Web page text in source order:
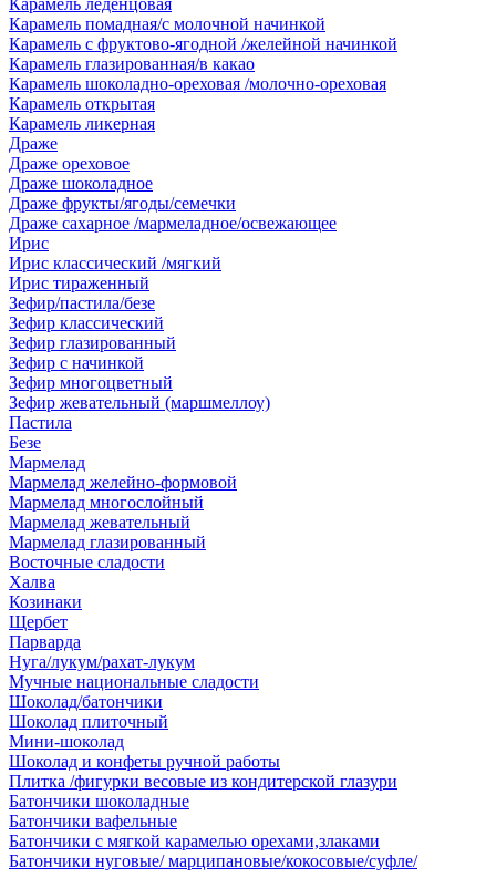
Карамель леденцовая
Карамель помадная/с молочной начинкой
Карамель с фруктово-ягодной /желейной начинкой
Карамель глазированная/в какао
Карамель шоколадно-ореховая /молочно-ореховая
Карамель открытая
Карамель ликерная
Драже
Драже ореховое
Драже шоколадное
Драже фрукты/ягоды/семечки
Драже сахарное /мармеладное/освежающее
Ирис
Ирис классический /мягкий
Ирис тираженный
Зефир/пастила/безе
Зефир классический
Зефир глазированный
Зефир с начинкой
Зефир многоцветный
Зефир жевательный (маршмеллоу)
Пастила
Безе
Мармелад
Мармелад желейно-формовой
Мармелад многослойный
Мармелад жевательный
Мармелад глазированный
Восточные сладости
Халва
Козинаки
Щербет
Парварда
Нуга/лукум/рахат-лукум
Мучные национальные сладости
Шоколад/батончики
Шоколад плиточный
Мини-шоколад
Шоколад и конфеты ручной работы
Плитка /фигурки весовые из кондитерской глазури
Батончики шоколадные
Батончики вафельные
Батончики с мягкой карамелью орехами,злаками
Батончики нуговые/ марципановые/кокосовые/суфле/